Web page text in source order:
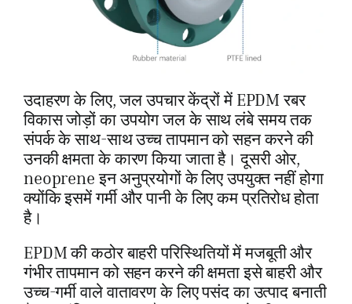
उदाहरण के लिए, जल उपचार केंद्रों में EPDM रबर
विकास जोड़ों का उपयोग जल के साथ लंबे समय तक
संपर्क के साथ-साथ उच्च तापमान को सहन करने की
उनकी क्षमता के कारण किया जाता है। दूसरी ओर,
neoprene इन अनुप्रयोगों के लिए उपयुक्त नहीं होगा
क्योंकि इसमें गर्मी और पानी के लिए कम प्रतिरोध होता
है।
EPDM की कठोर बाहरी परिस्थितियों में मजबूती और
गंभीर तापमान को सहन करने की क्षमता इसे बाहरी और
उच्च-गर्मी वाले वातावरण के लिए पसंद का उत्पाद बनाती